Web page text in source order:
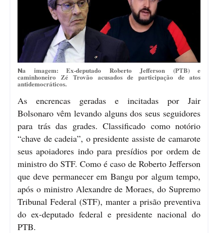
Na imagem: Ex-deputado Roberto Jefferson (PTB) e
caminhoneiro Zé Trovão acusados de participação de atos
antidemocráticos.
As encrencas geradas e incitadas por Jair
Bolsonaro vêm levando alguns dos seus seguidores
para trás das grades. Classificado como notório
“chave de cadeia”, o presidente assiste de camarote
seus apoiadores indo para presídios por ordem de
ministro do STF. Como é caso de Roberto Jefferson
que deve permanecer em Bangu por algum tempo,
após o ministro Alexandre de Moraes, do Supremo
Tribunal Federal (STF), manter a prisão preventiva
do ex-deputado federal e presidente nacional do
PTB.